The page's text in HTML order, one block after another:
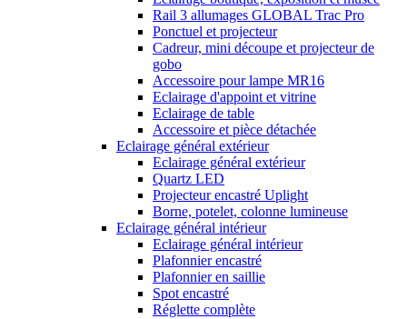
Rail 3 allumages GLOBAL Trac Pro
Ponctuel et projecteur
Cadreur, mini découpe et projecteur de
gobo
Accessoire pour lampe MR16
Eclairage d'appoint et vitrine
Eclairage de table
Accessoire et pièce détachée
Eclairage général extérieur
Eclairage général extérieur
Quartz LED
Projecteur encastré Uplight
Borne, potelet, colonne lumineuse
Eclairage général intérieur
Eclairage général intérieur
Plafonnier encastré
Plafonnier en saillie
Spot encastré
Réglette complète